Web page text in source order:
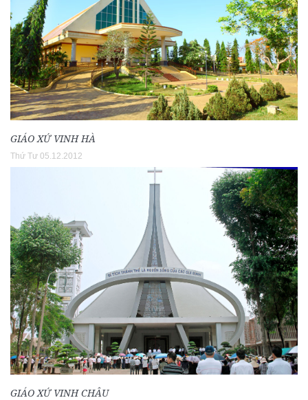
GIÁO XỨ VINH HÀ
Thứ Tư 05.12.2012
GIÁO XỨ VINH CHÂU